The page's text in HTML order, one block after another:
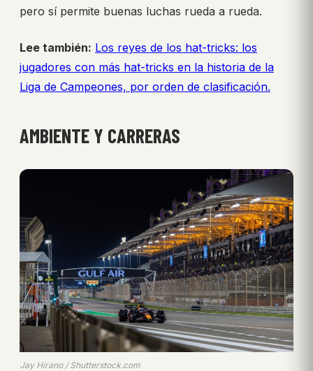
pero sí permite buenas luchas rueda a rueda.
Lee también: Los reyes de los hat-tricks: los
jugadores con más hat-tricks en la historia de la
Liga de Campeones, por orden de clasificación.
AMBIENTE Y CARRERAS
Jay Hirano / Shutterstock.com